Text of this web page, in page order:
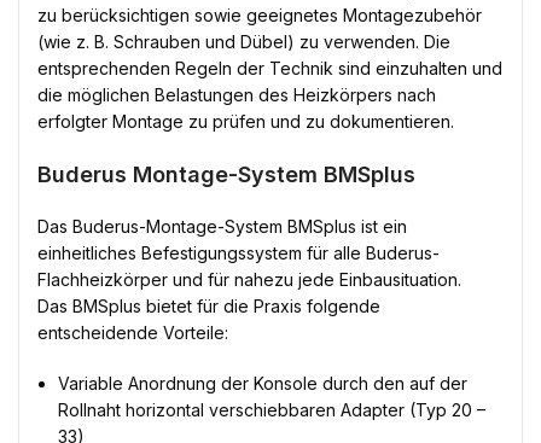
zu berücksichtigen sowie geeignetes Montagezubehör
(wie z. B. Schrauben und Dübel) zu verwenden. Die
entsprechenden Regeln der Technik sind einzuhalten und
die möglichen Belastungen des Heizkörpers nach
erfolgter Montage zu prüfen und zu dokumentieren.
Buderus Montage-System BMSplus
Das Buderus-Montage-System BMSplus ist ein
einheitliches Befestigungssystem für alle Buderus-
Flachheizkörper und für nahezu jede Einbausituation.
Das BMSplus bietet für die Praxis folgende
entscheidende Vorteile:
Variable Anordnung der Konsole durch den auf der
Rollnaht horizontal verschiebbaren Adapter (Typ 20 –
33)